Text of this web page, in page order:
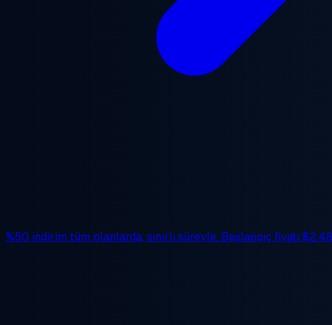
%50 indirim tüm planlarda, sınırlı süreyle. Başlangıç fiyatı